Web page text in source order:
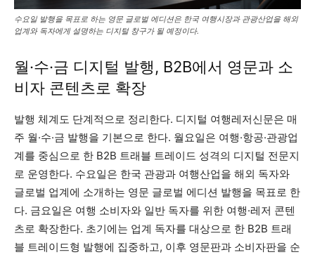
수요일 발행을 목표로 하는 영문 글로벌 에디션은 한국 여행시장과 관광산업을 해외
업계와 독자에게 설명하는 디지털 창구가 될 예정이다.
월·수·금 디지털 발행, B2B에서 영문과 소
비자 콘텐츠로 확장
발행 체계도 단계적으로 정리한다. 디지털 여행레저신문은 매
주 월·수·금 발행을 기본으로 한다. 월요일은 여행·항공·관광업
계를 중심으로 한 B2B 트래블 트레이드 성격의 디지털 전문지
로 운영한다. 수요일은 한국 관광과 여행산업을 해외 독자와
글로벌 업계에 소개하는 영문 글로벌 에디션 발행을 목표로 한
다. 금요일은 여행 소비자와 일반 독자를 위한 여행·레저 콘텐
츠로 확장한다. 초기에는 업계 독자를 대상으로 한 B2B 트래
블 트레이드형 발행에 집중하고, 이후 영문판과 소비자판을 순